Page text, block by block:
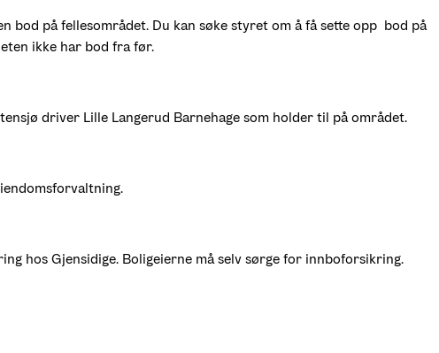
bod på fellesområdet. Du kan søke styret om å få sette opp  bod på
ikke har bod fra før.
driver Lille Langerud Barnehage som holder til på området.
hos Gjensidige. Boligeierne må selv sørge for innboforsikring.